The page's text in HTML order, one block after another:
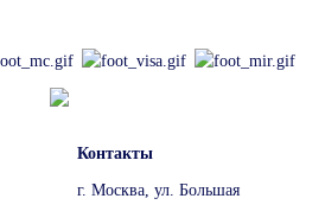
Контакты
г. Москва, ул. Большая